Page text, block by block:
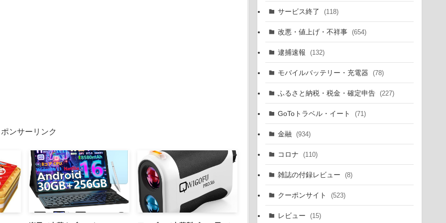
ンサーリンク
サービス終了 (118)
改悪・値上げ・不祥事 (654)
逮捕速報 (132)
モバイルバッテリー・充電器 (78)
ふるさと納税・税金・確定申告 (227)
GoToトラベル・イート (71)
金融 (934)
コロナ (110)
雑誌の付録レビュー (8)
クーポンサイト (523)
レビュー (15)